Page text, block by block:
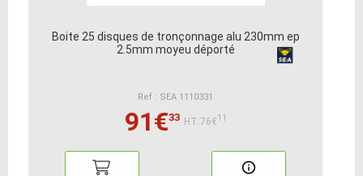
Boite 25 disques de tronçonnage alu 230mm ep
2.5mm moyeu déporté
Ref : SEA 1110331
91€33 HT:76€11